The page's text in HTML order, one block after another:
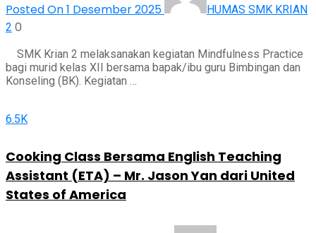
Posted On 1 Desember 2025
HUMAS SMK KRIAN
2 0
SMK Krian 2 melaksanakan kegiatan Mindfulness Practice
bagi murid kelas XII bersama bapak/ibu guru Bimbingan dan
Konseling (BK). Kegiatan …
6.5K
Cooking Class Bersama English Teaching
Assistant (ETA) – Mr. Jason Yan dari United
States of America